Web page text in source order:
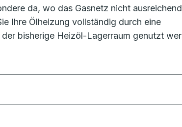
da, wo das Gasnetz nicht ausreichend
Ihre Ölheizung vollständig durch eine
bisherige Heizöl-Lagerraum genutzt